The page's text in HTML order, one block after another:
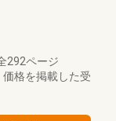
292ページ
格を掲載した受